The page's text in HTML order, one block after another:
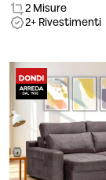
2 Misure
2+ Rivestimenti